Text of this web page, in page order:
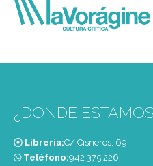
¿DONDE
Librería:C/ Cisneros, 69
Teléfono:‭942 375 226‬